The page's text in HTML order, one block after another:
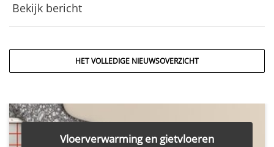
Bekijk bericht
HET VOLLEDIGE NIEUWSOVERZICHT
Vloerverwarming en gietvloeren